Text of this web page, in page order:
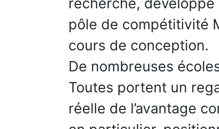
pôle de compétitivité
cours de conception.
De nombreuses
Toutes portent un
réelle de l’avantage